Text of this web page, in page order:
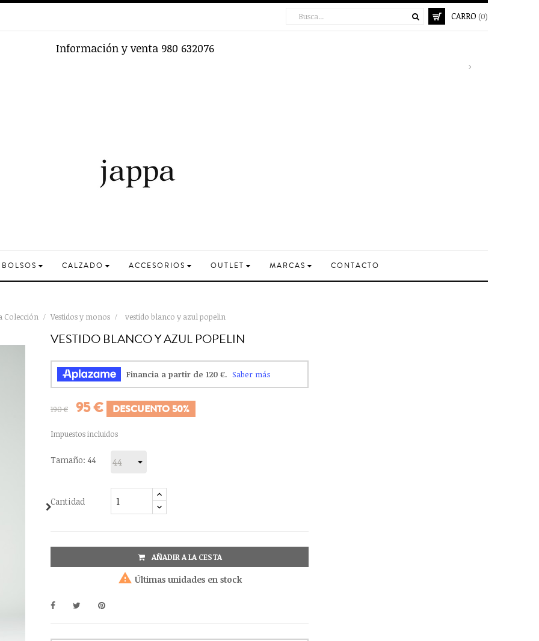
CARRO (0)
Información y venta 980 632076
›
BOLSOS CALZADO ACCESORIOS OUTLET MARCAS CONTACTO
Colección Vestidos y monos vestido blanco y azul popelin
VESTIDO BLANCO Y AZUL POPELIN
190 € 95 € DESCUENTO 50%
Impuestos incluidos
Tamaño: 44
Cantidad
AÑADIR A LA CESTA
 Últimas unidades en stock